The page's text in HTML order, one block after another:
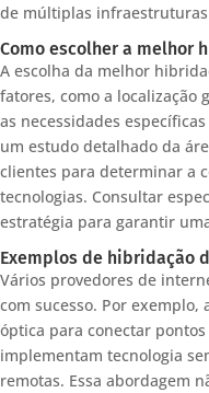
de múltiplas
Como escolher a melhor
A escolha da melhor
fatores, como a localização
as necessidades
um estudo detalhado da
clientes para determinar a
tecnologias. Consultar
estratégia para garantir
Exemplos de hibridação
Vários provedores de
com sucesso. Por
óptica para conectar
implementam tecnologia
remotas. Essa abordagem